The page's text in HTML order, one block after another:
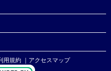
用規約 ｜アクセスマップ